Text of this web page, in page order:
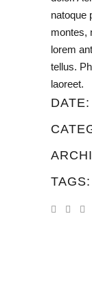
natoque
montes,
lorem
tellus.
laoreet.
DATE:
TAGS: